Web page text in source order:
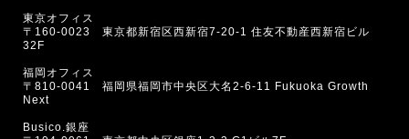
東京オフィス
〒160-0023 東京都新宿区西新宿7-20-1 住友不動産西新宿ビル
32F
福岡オフィス
〒810-0041 福岡県福岡市中央区大名2-6-11 Fukuoka Growth
Next
Busico.銀座